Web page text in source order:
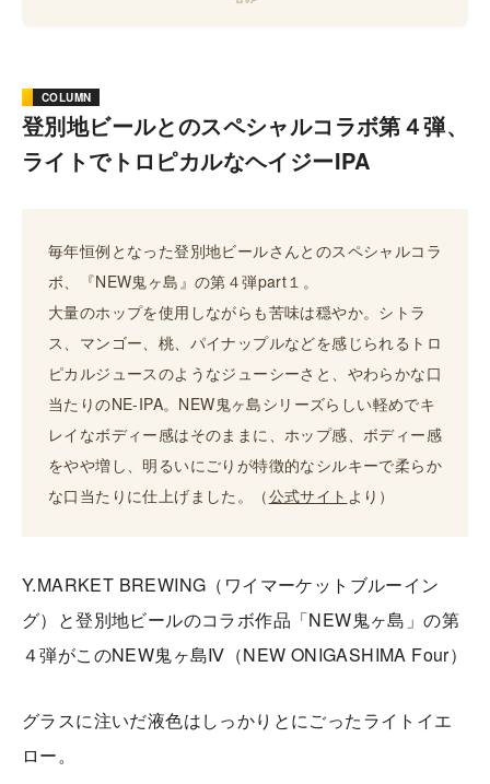
COLUMN
登別地ビールとのスペシャルコラボ第４弾、
ライトでトロピカルなヘイジーIPA
毎年恒例となった登別地ビールさんとのスペシャルコラ
ボ、『NEW鬼ヶ島』の第４弾part１。
大量のホップを使用しながらも苦味は穏やか。シトラ
ス、マンゴー、桃、パイナップルなどを感じられるトロ
ピカルジュースのようなジューシーさと、やわらかな口
当たりのNE-IPA。NEW鬼ヶ島シリーズらしい軽めでキ
レイなボディー感はそのままに、ホップ感、ボディー感
をやや増し、明るいにごりが特徴的なシルキーで柔らか
な口当たりに仕上げました。（公式サイト より）
Y.MARKET BREWING（ワイマーケットブルーイン
グ）と登別地ビールのコラボ作品「NEW鬼ヶ島」の第
４弾がこのNEW鬼ヶ島Ⅳ（NEW ONIGASHIMA Four）
グラスに注いだ液色はしっかりとにごったライトイエ
ロー。